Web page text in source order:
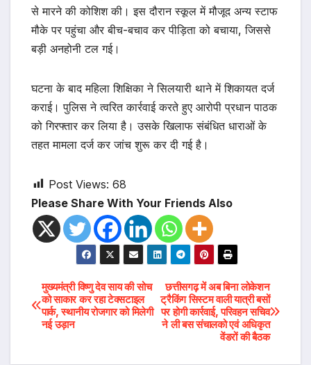
से मारने की कोशिश की। इस दौरान स्कूल में मौजूद अन्य स्टाफ
मौके पर पहुंचा और बीच-बचाव कर पीड़िता को बचाया, जिससे
बड़ी अनहोनी टल गई।
घटना के बाद महिला शिक्षिका ने सिलयारी थाने में शिकायत दर्ज
कराई। पुलिस ने त्वरित कार्रवाई करते हुए आरोपी प्रधान पाठक
को गिरफ्तार कर लिया है। उसके खिलाफ संबंधित धाराओं के
तहत मामला दर्ज कर जांच शुरू कर दी गई है।
Post Views: 68
Please Share With Your Friends Also
Post
navigation
छत्तीसगढ़ में अब बिना लोकेशन
ट्रैकिंग सिस्टम वाली यात्री बसों
पर होगी कार्रवाई, परिवहन सचिव
ने ली बस संचालको एवं अधिकृत
वेंडरों की बैठक
मुख्यमंत्री विष्णु देव साय की सोच
को साकार कर रहा टेक्सटाइल
पार्क, स्थानीय रोजगार को मिलेगी
नई उड़ान